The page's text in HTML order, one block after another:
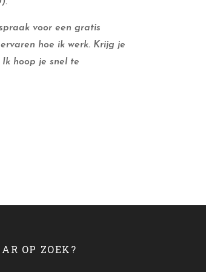
voor een gratis
hoe ik werk. Krijg je
hoop je snel te
OP ZOEK?